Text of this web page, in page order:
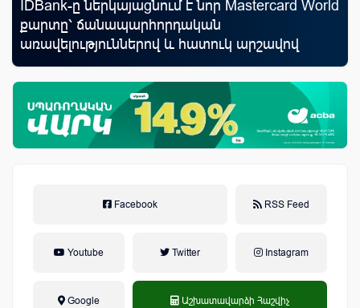
IDBank-ը ներկայացնում է նոր Mastercard World
քարտը՝ ճանապարհորդական
առավելություններով և հատուկ արշավով
Facebook RSS Feed
Youtube Twitter Instagram
Google Աշխատավարձի Հաշվիչ